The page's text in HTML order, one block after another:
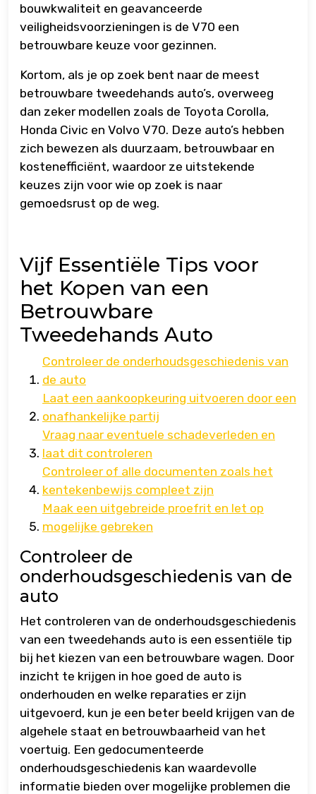
bouwkwaliteit en geavanceerde
veiligheidsvoorzieningen is de V70 een
betrouwbare keuze voor gezinnen.
Kortom, als je op zoek bent naar de meest
betrouwbare tweedehands auto’s, overweeg
dan zeker modellen zoals de Toyota Corolla,
Honda Civic en Volvo V70. Deze auto’s hebben
zich bewezen als duurzaam, betrouwbaar en
kostenefficiënt, waardoor ze uitstekende
keuzes zijn voor wie op zoek is naar
gemoedsrust op de weg.
Vijf Essentiële Tips voor
het Kopen van een
Betrouwbare
Tweedehands Auto
Controleer de onderhoudsgeschiedenis van
de auto
Laat een aankoopkeuring uitvoeren door een
onafhankelijke partij
Vraag naar eventuele schadeverleden en
laat dit controleren
Controleer of alle documenten zoals het
kentekenbewijs compleet zijn
Maak een uitgebreide proefrit en let op
mogelijke gebreken
Controleer de
onderhoudsgeschiedenis van de
auto
Het controleren van de onderhoudsgeschiedenis
van een tweedehands auto is een essentiële tip
bij het kiezen van een betrouwbare wagen. Door
inzicht te krijgen in hoe goed de auto is
onderhouden en welke reparaties er zijn
uitgevoerd, kun je een beter beeld krijgen van de
algehele staat en betrouwbaarheid van het
voertuig. Een gedocumenteerde
onderhoudsgeschiedenis kan waardevolle
informatie bieden over mogelijke problemen die